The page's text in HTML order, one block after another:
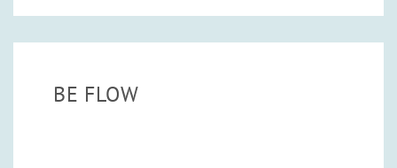
BE FLOW